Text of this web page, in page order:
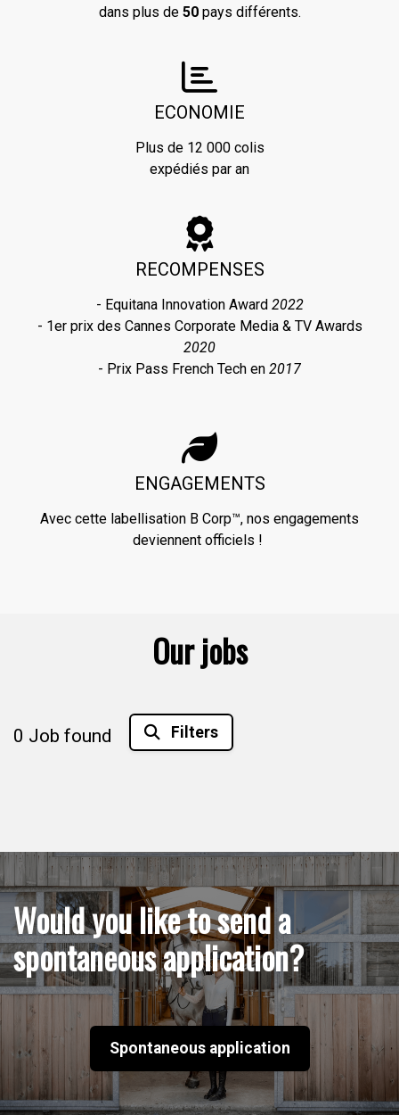
dans plus de 50 pays différents.
ECONOMIE
Plus de 12 000 colis
expédiés par an
RECOMPENSES
- Equitana Innovation Award 2022
- 1er prix des Cannes Corporate Media & TV Awards
2020
- Prix Pass French Tech en 2017
ENGAGEMENTS
Avec cette labellisation B Corp™, nos engagements
deviennent officiels !
Our jobs
0 Job found Filters
Would you like to send a
spontaneous application?
Spontaneous application